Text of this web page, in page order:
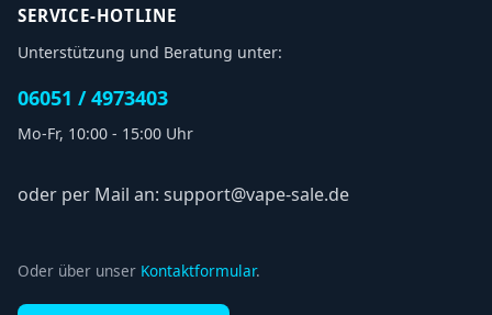
SERVICE-HOTLINE
Unterstützung und Beratung unter:
06051 / 4973403
Mo-Fr, 10:00 - 15:00 Uhr
oder per Mail an: support@vape-sale.de
Oder über unser Kontaktformular.